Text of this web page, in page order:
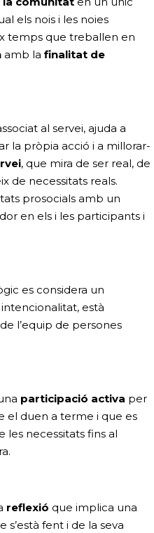
els nois i les noies
temps que treballen en
amb la finalitat de
al servei, ajuda a
la pròpia acció i a millorar-
, que mira de ser real, de
de necessitats reals.
prosocials amb un
en els i les participants i
es considera un
està
l’equip de persones
participació activa per
el duen a terme i que es
les necessitats fins al
reflexió que implica una
s’està fent i de la seva